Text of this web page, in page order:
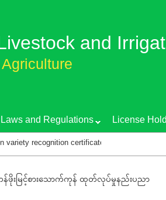
and
Laws and Regulations License
certificate Training course
တန်ဖိုးမြင့်စားသောက်ကုန် ထုတ်လုပ်မှုနည်းပညာ